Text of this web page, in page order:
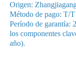
Origen:
Método de pago: T/T
Período de garantía:
los componentes
año).